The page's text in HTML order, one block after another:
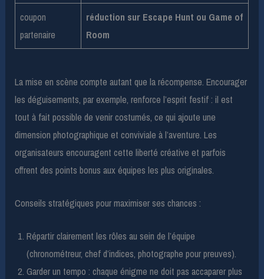
coupon
partenaire
réduction sur Escape Hunt ou Game of
Room
La mise en scène compte autant que la récompense. Encourager
les déguisements, par exemple, renforce l’esprit festif : il est
tout à fait possible de venir costumés, ce qui ajoute une
dimension photographique et conviviale à l’aventure. Les
organisateurs encouragent cette liberté créative et parfois
offrent des points bonus aux équipes les plus originales.
Conseils stratégiques pour maximiser ses chances :
Répartir clairement les rôles au sein de l’équipe
(chronométreur, chef d’indices, photographe pour preuves).
Garder un tempo : chaque énigme ne doit pas accaparer plus